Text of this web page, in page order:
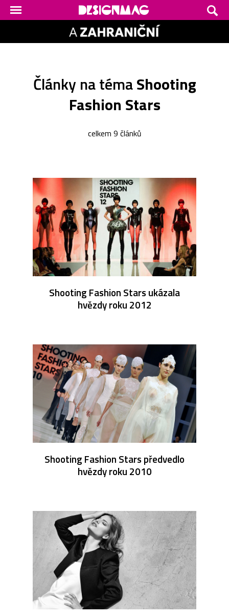
Články na témaShooting
Fashion Stars
celkem 9 článků
Shooting Fashion Stars ukázala
hvězdy roku 2012
Shooting Fashion Stars předvedlo
hvězdy roku 2010